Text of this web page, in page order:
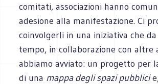
comitati, associazioni hanno
adesione alla manifestazione. Ci
coinvolgerli in una iniziativa che
tempo, in collaborazione con altre
abbiamo avviato: un progetto per
di una mappa degli spazi pubblici